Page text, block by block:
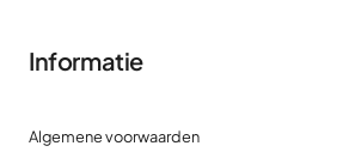
Informatie
Algemene voorwaarden